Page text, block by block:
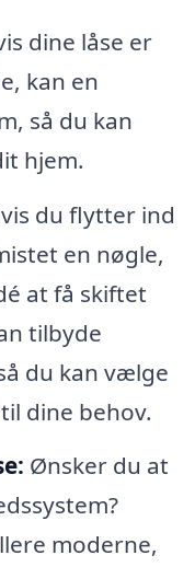
dine låse er
kan en
så du kan
hjem.
du flytter ind
en nøgle,
at få skiftet
tilbyde
du kan vælge
dine behov.
Ønsker du at
moderne,